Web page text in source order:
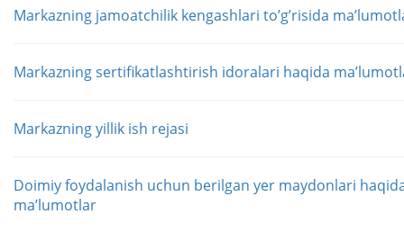
Markazning jamoatchilik kengashlari toʼgʼrisida
Markazning sertifikatlashtirish idoralari haqida
Markazning yillik ish rejasi
Doimiy foydalanish uchun berilgan yer maydonlari
maʼlumotlar